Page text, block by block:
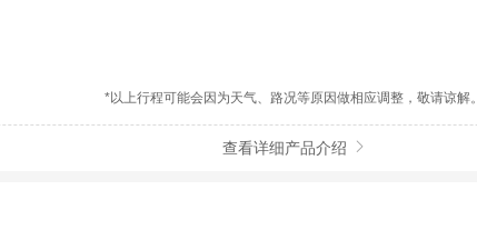
*以上行程可能会因为天气、路况等原因做相应调整，敬请谅解。
查看详细产品介绍 